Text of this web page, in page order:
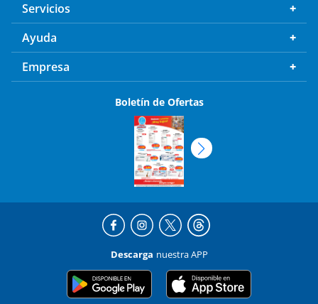
Servicios
Ayuda
Empresa
Boletín de Ofertas
Descarga nuestra APP